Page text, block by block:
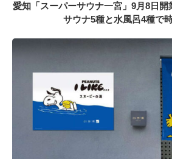
愛知「スーパーサウナ一宮」9月8日開
サウナ5種と水風呂4種で